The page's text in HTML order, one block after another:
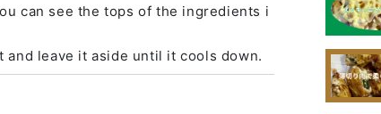
can see the tops of the ingredients i
and leave it aside until it cools down.